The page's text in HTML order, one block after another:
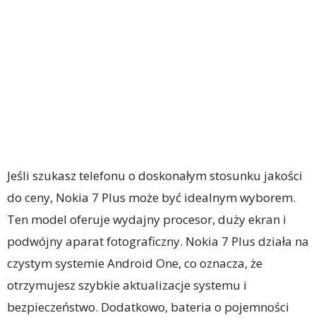
Jeśli szukasz telefonu o doskonałym stosunku jakości
do ceny, Nokia 7 Plus może być idealnym wyborem.
Ten model oferuje wydajny procesor, duży ekran i
podwójny aparat fotograficzny. Nokia 7 Plus działa na
czystym systemie Android One, co oznacza, że
otrzymujesz szybkie aktualizacje systemu i
bezpieczeństwo. Dodatkowo, bateria o pojemności